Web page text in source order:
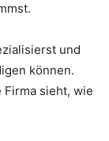
und
können.
Firma sieht, wie